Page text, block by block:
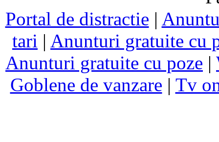
Portal de distractie |
tari | Anunturi gratuite cu
Anunturi gratuite cu poze |
Goblene de vanzare | Tv